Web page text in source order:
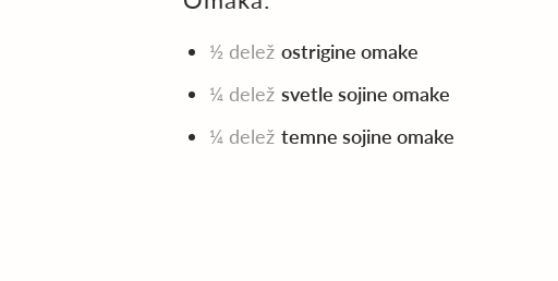
½ delež ostrigine omake
¼ delež svetle sojine omake
¼ delež temne sojine omake